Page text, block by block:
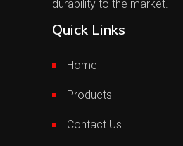
durability to the market.
Quick Links
Home
Products
Contact Us